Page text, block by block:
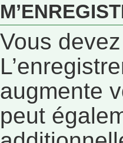
Vous
augmente
peut